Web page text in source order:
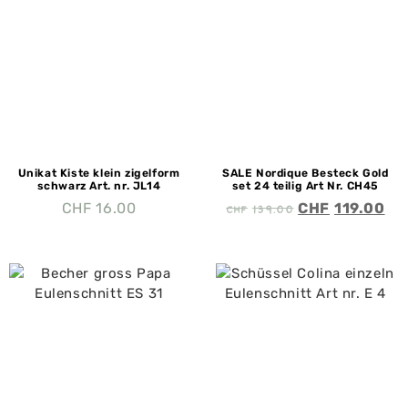
Unikat Kiste klein zigelform
schwarz Art. nr. JL14
CHF 16.00
SALE Nordique Besteck Gold
set 24 teilig Art Nr. CH45
CHF139.00 CHF 119.00